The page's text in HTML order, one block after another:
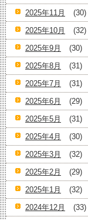
2025年11月
(30)
2025年10月
(32)
2025年9月
(30)
2025年8月
(31)
2025年7月
(31)
2025年6月
(29)
2025年5月
(31)
2025年4月
(30)
2025年3月
(32)
2025年2月
(29)
2025年1月
(32)
2024年12月
(33)